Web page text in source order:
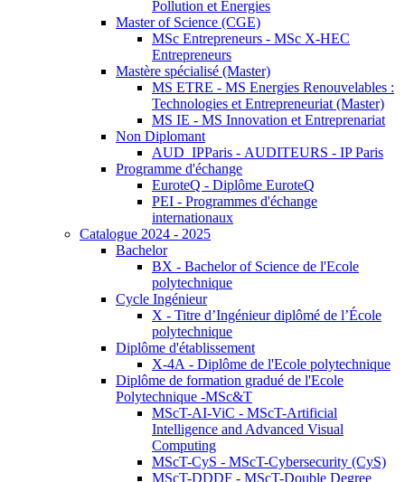
Pollution et Énergies
Master of Science (CGE)
MSc Entrepreneurs - MSc X-HEC
Entrepreneurs
Mastère spécialisé (Master)
MS ETRE - MS Energies Renouvelables :
Technologies et Entrepreneuriat (Master)
MS IE - MS Innovation et Entreprenariat
Non Diplomant
AUD_IPParis - AUDITEURS - IP Paris
Programme d'échange
EuroteQ - Diplôme EuroteQ
PEI - Programmes d'échange
internationaux
Catalogue 2024 - 2025
Bachelor
BX - Bachelor of Science de l'Ecole
polytechnique
Cycle Ingénieur
X - Titre d’Ingénieur diplômé de l’École
polytechnique
Diplôme d'établissement
X-4A - Diplôme de l'Ecole polytechnique
Diplôme de formation gradué de l'Ecole
Polytechnique -MSc&T
MScT-AI-ViC - MScT-Artificial
Intelligence and Advanced Visual
Computing
MScT-CyS - MScT-Cybersecurity (CyS)
MScT-DDDF - MScT-Double Degree